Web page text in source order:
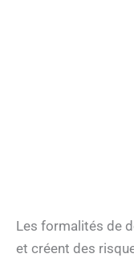
Les formalités de
et créent des